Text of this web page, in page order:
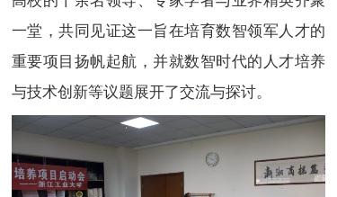
一堂，共同见证这一旨在培育数智领军人才的
重要项目扬帆起航，并就数智时代的人才培养
与技术创新等议题展开了交流与探讨。